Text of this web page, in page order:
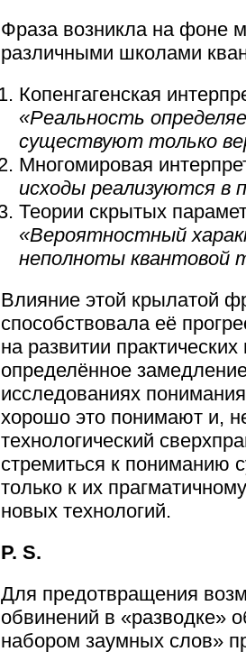
Фраза возникла на фоне
различными школами
Копенгагенская
«Реальность
существуют только
Многомировая
исходы реализуются в
Теории скрытых
«Вероятностный
неполноты квантовой
Влияние этой крылатой
способствовала её
на развитии
определённое
исследованиях
хорошо это понимают и,
технологический
стремиться к пониманию
только к их
новых технологий.
P. S.
Для предотвращения
обвинений в «разводке»
набором заумных слов»